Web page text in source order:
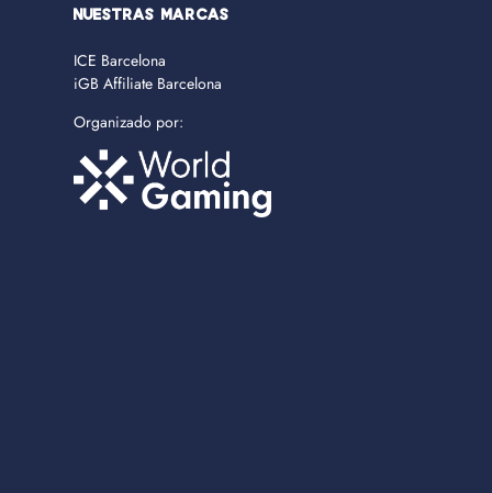
NUESTRAS MARCAS
ICE Barcelona
iGB Affiliate Barcelona
Organizado por: